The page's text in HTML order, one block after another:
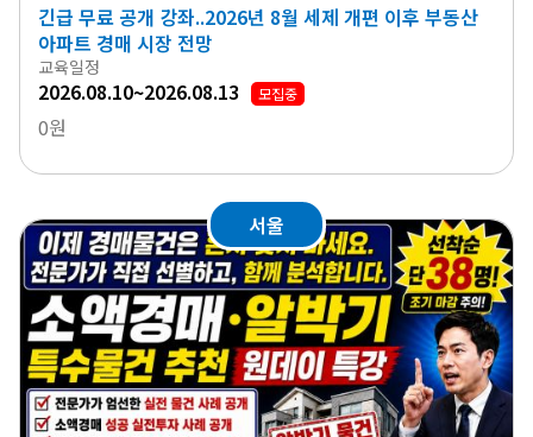
긴급 무료 공개 강좌..2026년 8월 세제 개편 이후 부동산
아파트 경매 시장 전망
교육일정
2026.08.10~2026.08.13 모집중
0원
서울